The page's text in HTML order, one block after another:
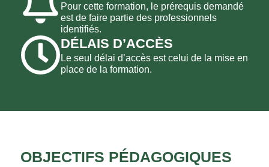
Pour cette formation, le prérequis demandé
est de faire partie des professionnels
identifiés.
DÉLAIS D’ACCÈS
Le seul délai d’accès est celui de la mise en
place de la formation.
OBJECTIFS PÉDAGOGIQUES